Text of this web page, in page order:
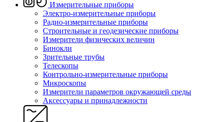
Измерительные приборы
Электро-измерительные приборы
Радио-измерительные приборы
Строительные и геодезические приборы
Измерители физических величин
Бинокли
Зрительные трубы
Телескопы
Контрольно-измерительные приборы
Микроскопы
Измерители параметров окружающей среды
Аксессуары и принадлежности